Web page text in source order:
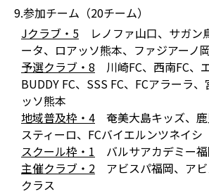
9.参加チーム（20チーム）
Jクラブ・5 レノファ山口、サガン
ータ、ロアッソ熊本、ファジアーノ
予選クラブ・8 川崎FC、西南FC、
BUDDY FC、SSS FC、FCアラーラ
ッソ熊本
地域普及枠・4 奄美大島キッズ、
スティーロ、FCバイエルンツネイシ
スクール枠・1 バルサアカデミー
主催クラブ・2 アビスパ福岡、ア
クラス